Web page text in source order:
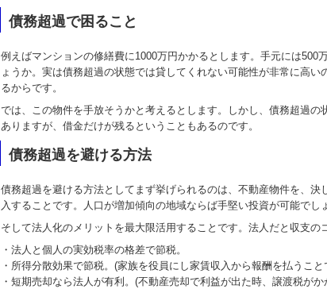
債務超過で困ること
例えばマンションの修繕費に1000万円かかるとします。手元には
ょうか。実は債務超過の状態では貸してくれない可能性が非常に高
るからです。
では、この物件を手放そうかと考えるとします。しかし、債務超過
ありますが、借金だけが残るということもあるのです。
債務超過を避ける方法
債務超過を避ける方法としてまず挙げられるのは、不動産物件を、
入することです。人口が増加傾向の地域ならば手堅い投資が可能でし
そして法人化のメリットを最大限活用することです。法人だと収支の
・法人と個人の実効税率の格差で節税。
・所得分散効果で節税。(家族を役員にし家賃収入から報酬を払うこ
・短期売却なら法人が有利。(不動産売却で利益が出た時、譲渡税が